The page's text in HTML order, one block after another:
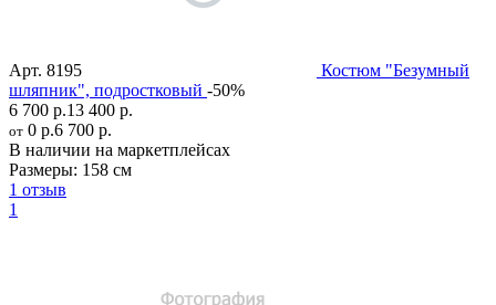
Арт. 8195
Костюм "Безумный
шляпник", подростковый -50%
6 700 р.13 400 р.
от 0 р.6 700 р.
В наличии на маркетплейсах
Размеры: 158 см
1 отзыв
1